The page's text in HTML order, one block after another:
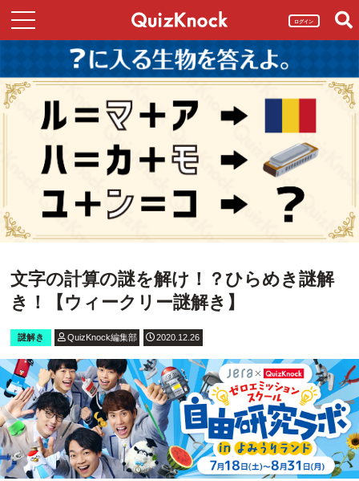
ログイン
文字の計算の謎を解け！？ひらめき謎解
き！【ウィークリー謎解き】
謎解き QuizKnock編集部 2020.12.26